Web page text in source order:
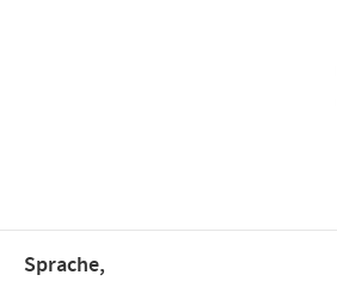
Sprache,